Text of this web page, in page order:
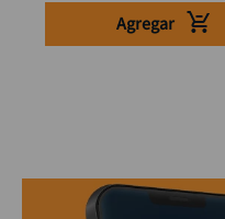
Agregar